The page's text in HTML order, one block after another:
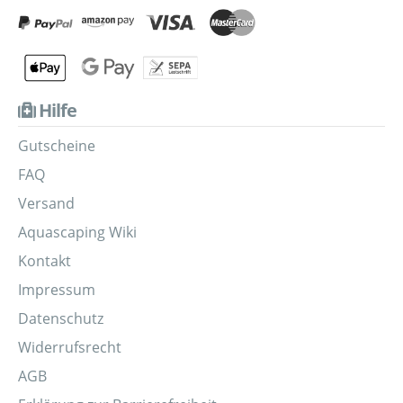
Hilfe
Gutscheine
FAQ
Versand
Aquascaping Wiki
Kontakt
Impressum
Datenschutz
Widerrufsrecht
AGB